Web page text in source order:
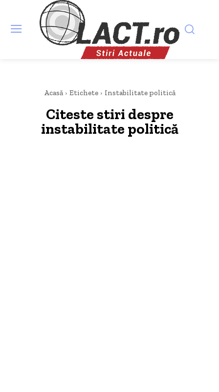
Acasă Etichete Instabilitate politică
Citeste stiri despre
instabilitate politică